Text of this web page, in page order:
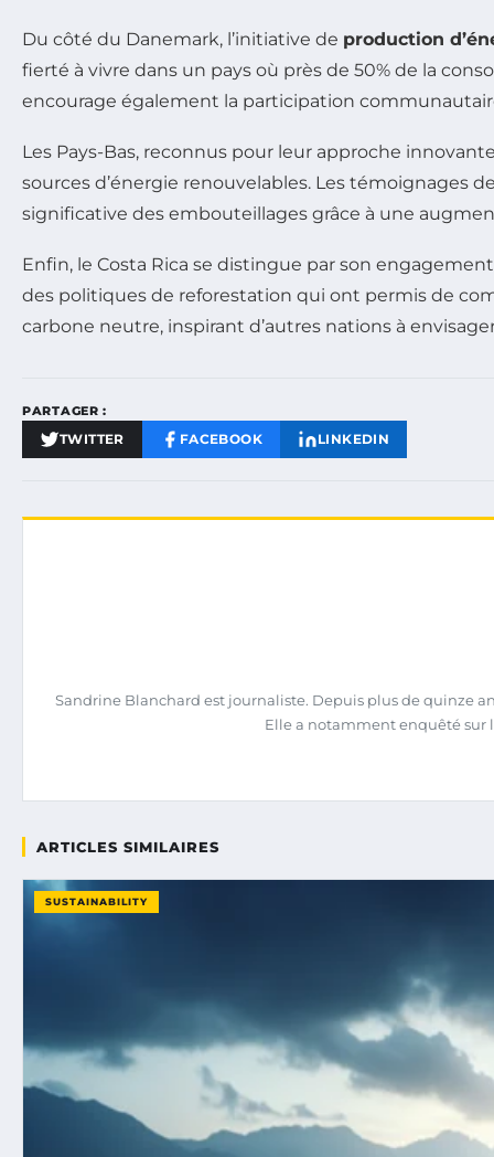
Du côté du Danemark, l’initiative de production
fierté à vivre dans un pays où près de 50% de la
encourage également la participation
Les Pays-Bas, reconnus pour leur approche
sources d’énergie renouvelables. Les témoignages
significative des embouteillages grâce à une
Enfin, le Costa Rica se distingue par son
des politiques de reforestation qui ont permis de
carbone neutre, inspirant d’autres nations à
PARTAGER :
TWITTER FACEBOOK LINKEDIN
Sandrine Blanchard est journaliste. Depuis plus de quinze
Elle a notamment enquêté sur
ARTICLES SIMILAIRES
SUSTAINABILITY